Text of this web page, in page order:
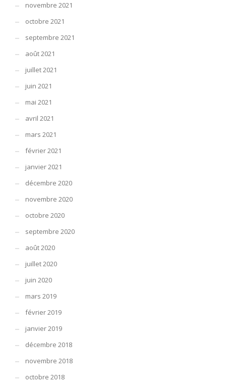
novembre 2021
octobre 2021
septembre 2021
août 2021
juillet 2021
juin 2021
mai 2021
avril 2021
mars 2021
février 2021
janvier 2021
décembre 2020
novembre 2020
octobre 2020
septembre 2020
août 2020
juillet 2020
juin 2020
mars 2019
février 2019
janvier 2019
décembre 2018
novembre 2018
octobre 2018